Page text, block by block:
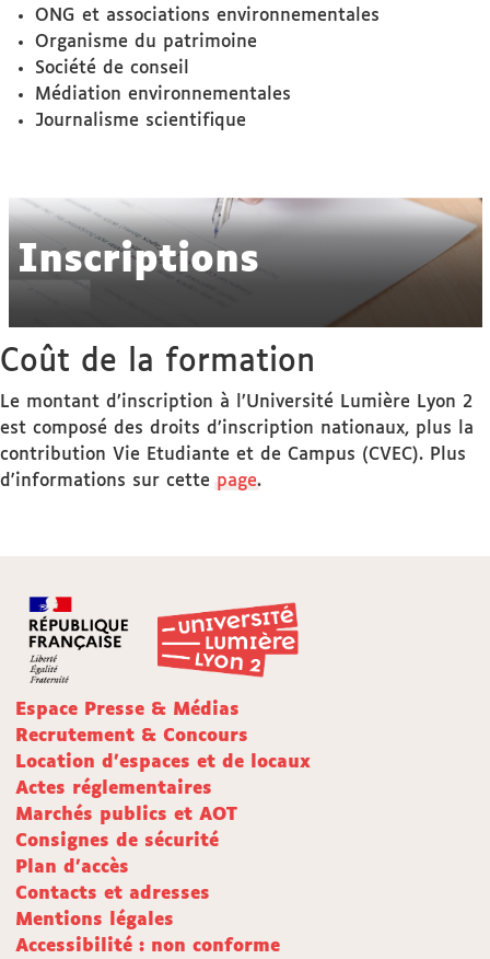
ONG et associations environnementales
Organisme du patrimoine
Société de conseil
Médiation environnementales
Journalisme scientifique
Inscriptions
Coût de la formation
Le montant d’inscription à l’Université Lumière Lyon 2
est composé des droits d’inscription nationaux, plus la
contribution Vie Etudiante et de Campus (CVEC). Plus
d'informations sur cette page.
Espace Presse & Médias
Recrutement & Concours
Location d'espaces et de locaux
Actes réglementaires
Marchés publics et AOT
Consignes de sécurité
Plan d'accès
Contacts et adresses
Mentions légales
Accessibilité : non conforme